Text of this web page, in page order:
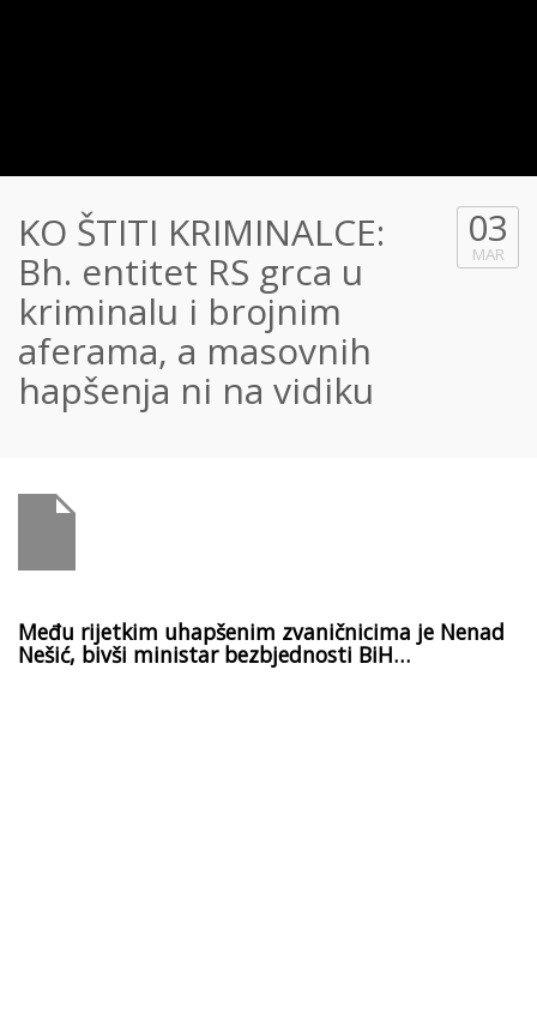
KO ŠTITI KRIMINALCE:
Bh. entitet RS grca u
kriminalu i brojnim
aferama, a masovnih
hapšenja ni na vidiku
03
MAR
Među rijetkim uhapšenim zvaničnicima je Nenad
Nešić, bivši ministar bezbjednosti BiH…